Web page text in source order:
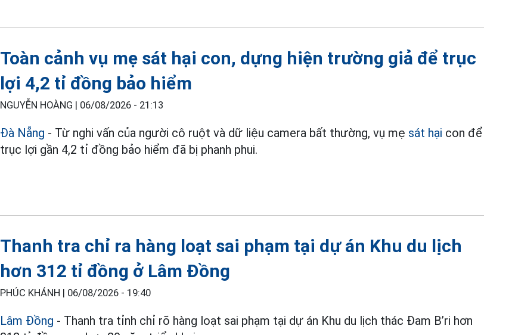
Toàn cảnh vụ mẹ sát hại con, dựng hiện trường giả để trục
lợi 4,2 tỉ đồng bảo hiểm
NGUYỄN HOÀNG | 06/08/2026 - 21:13
Đà Nẵng - Từ nghi vấn của người cô ruột và dữ liệu camera bất thường, vụ mẹ sát hại con để
trục lợi gần 4,2 tỉ đồng bảo hiểm đã bị phanh phui.
Thanh tra chỉ ra hàng loạt sai phạm tại dự án Khu du lịch
hơn 312 tỉ đồng ở Lâm Đồng
PHÚC KHÁNH | 06/08/2026 - 19:40
Lâm Đồng - Thanh tra tỉnh chỉ rõ hàng loạt sai phạm tại dự án Khu du lịch thác Đam B’ri hơn